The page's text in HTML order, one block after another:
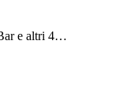
e altri 4…